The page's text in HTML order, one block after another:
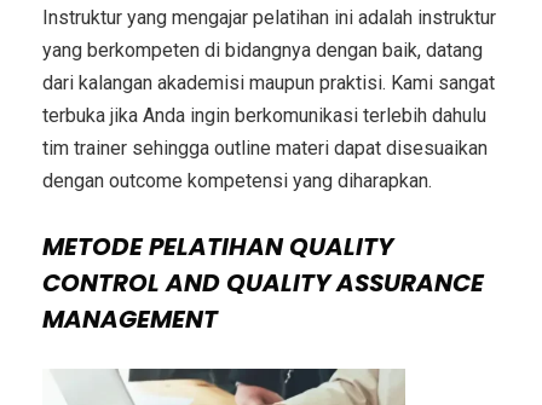
Instruktur yang mengajar pelatihan ini adalah instruktur
yang berkompeten di bidangnya dengan baik, datang
dari kalangan akademisi maupun praktisi. Kami sangat
terbuka jika Anda ingin berkomunikasi terlebih dahulu
tim trainer sehingga outline materi dapat disesuaikan
dengan outcome kompetensi yang diharapkan.
METODEPELATIHAN QUALITY
CONTROL AND QUALITY ASSURANCE
MANAGEMENT